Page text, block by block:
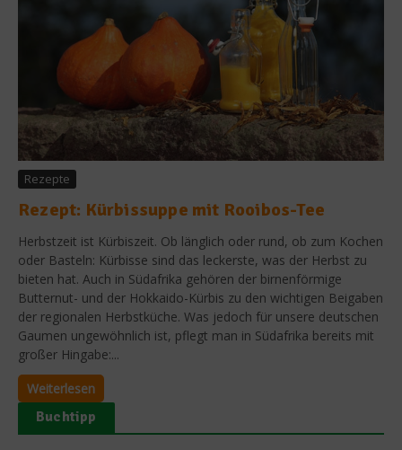
Rezepte
Rezept: Kürbissuppe mit Rooibos-Tee
Herbstzeit ist Kürbiszeit. Ob länglich oder rund, ob zum Kochen
oder Basteln: Kürbisse sind das leckerste, was der Herbst zu
bieten hat. Auch in Südafrika gehören der birnenförmige
Butternut- und der Hokkaido-Kürbis zu den wichtigen Beigaben
der regionalen Herbstküche. Was jedoch für unsere deutschen
Gaumen ungewöhnlich ist, pflegt man in Südafrika bereits mit
großer Hingabe:...
Weiterlesen
Buchtipp